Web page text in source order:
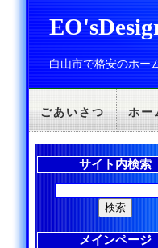
白山市で格安のホー
ごあいさつ ホー
サイト内検索
メインページ